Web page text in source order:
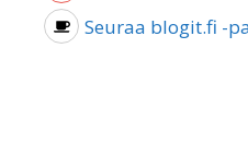
Seuraa blogit.fi -